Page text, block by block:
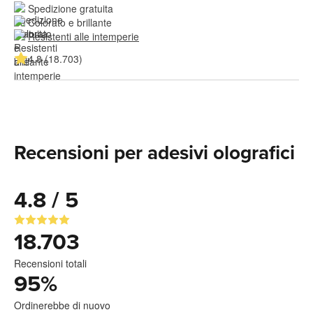
Spedizione gratuita
Colorato e brillante
Resistenti alle intemperie
4.8 (18.703)
Recensioni per adesivi olografici
4.8 / 5
18.703
Recensioni totali
95%
Ordinerebbe di nuovo